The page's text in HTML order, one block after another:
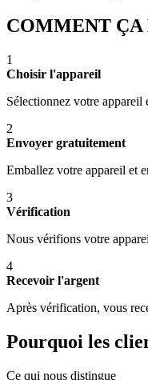
COMMENT
1
Choisir l'appareil
Sélectionnez votre appareil
2
Envoyer gratuitement
Emballez votre appareil et
3
Vérification
Nous vérifions votre
4
Recevoir l'argent
Après vérification, vous
Pourquoi les
Ce qui nous distingue